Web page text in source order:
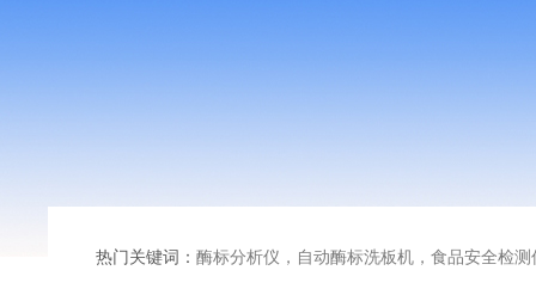
热门关键词： 酶标分析仪，自动酶标洗板机，食品安全检测仪